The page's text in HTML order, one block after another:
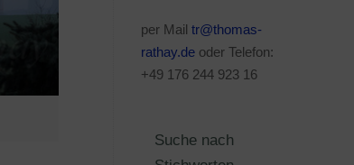
per Mail tr@thomas-
rathay.de oder Telefon:
+49 176 244 923 16
Suche nach